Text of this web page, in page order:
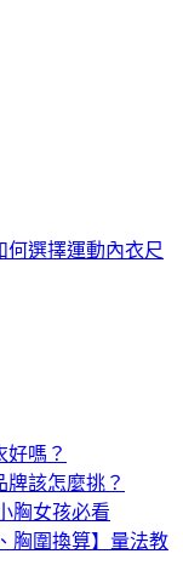
何選擇運動內衣尺
好嗎？
牌該怎麼挑？
胸女孩必看
胸圍換算】量法教